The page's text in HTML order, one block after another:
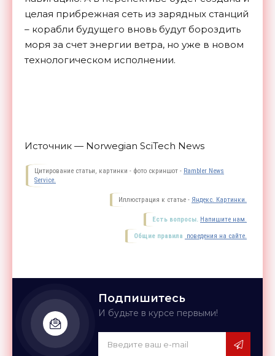
целая прибрежная сеть из зарядных станций
– корабли будущего вновь будут бороздить
моря за счет энергии ветра, но уже в новом
технологическом исполнении.
Источник — Norwegian SciTech News
Цитирование статьи, картинки - фото скриншот - Rambler News
Service.
Иллюстрация к статье - Яндекс. Картинки.
Есть вопросы. Напишите нам.
Общие правила поведения на сайте.
Подпишитесь
И будьте в курсе первыми!